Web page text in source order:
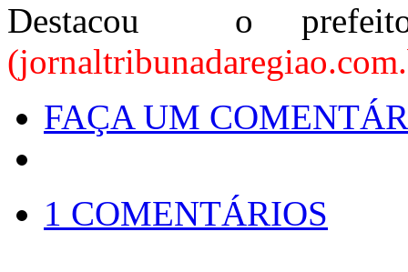
Destacou o
FAÇA UM
1 COMENTÁRIOS